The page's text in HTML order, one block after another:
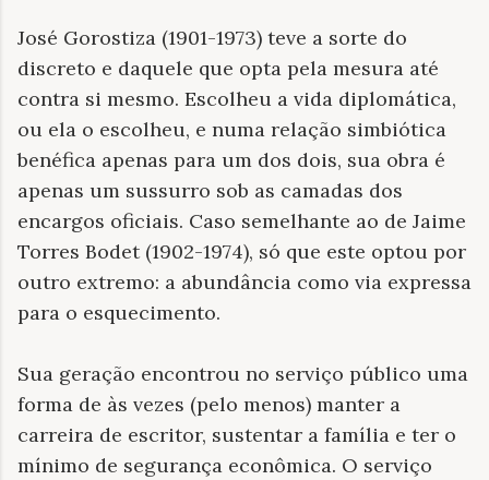
José Gorostiza (1901-1973) teve a sorte do
discreto e daquele que opta pela mesura até
contra si mesmo. Escolheu a vida diplomática,
ou ela o escolheu, e numa relação simbiótica
benéfica apenas para um dos dois, sua obra é
apenas um sussurro sob as camadas dos
encargos oficiais. Caso semelhante ao de Jaime
Torres Bodet (1902-1974), só que este optou por
outro extremo: a abundância como via expressa
para o esquecimento.
Sua geração encontrou no serviço público uma
forma de às vezes (pelo menos) manter a
carreira de escritor, sustentar a família e ter o
mínimo de segurança econômica. O serviço